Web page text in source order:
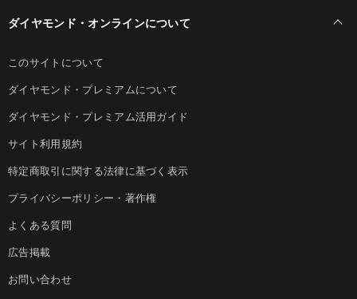
ダイヤモンド・オンラインについて
このサイトについて
ダイヤモンド・プレミアムについて
ダイヤモンド・プレミアム活用ガイド
サイト利用規約
特定商取引に関する法律に基づく表示
プライバシーポリシー・著作権
よくある質問
広告掲載
お問い合わせ